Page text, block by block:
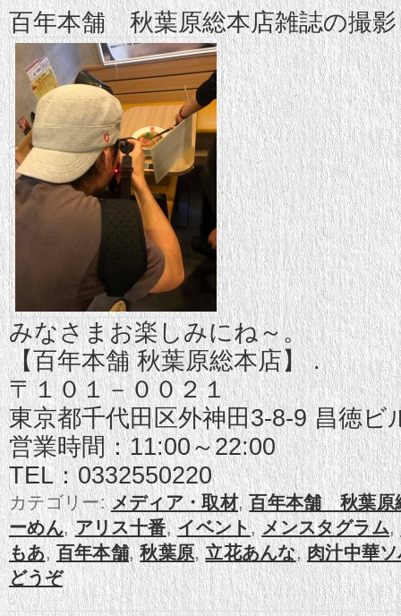
百年本舗 秋葉原総本店雑誌の撮
みなさまお楽しみにね～。
【百年本舗 秋葉原総本店】 .
〒１０１－００２１
東京都千代田区外神田3-8-9 昌徳ビ
営業時間：11:00～22:00
TEL：0332550220
カテゴリー: メディア・取材,百年本舗 秋葉原
ーめん,アリス十番,イベント,メンスタグラム,
もあ,百年本舗,秋葉原,立花あんな,肉汁中華
どうぞ